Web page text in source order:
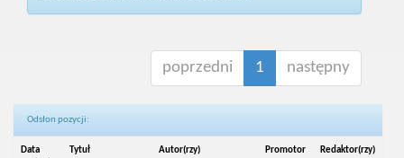
poprzedni 1 następny
Odsłon pozycji:
Data
Tytuł Autor(rzy) Promotor Redaktor(rzy)